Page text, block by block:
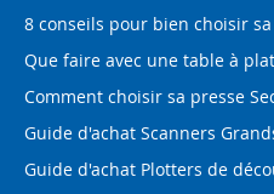
8 conseils pour bien choisir
Que faire avec une table à plat
Comment choisir sa presse
Guide d'achat Scanners
Guide d'achat Plotters de